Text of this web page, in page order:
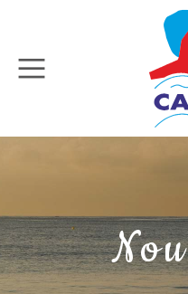
Aller au contenu
Rechercher